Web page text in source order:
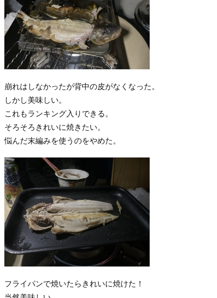
崩れはしなかったが背中の皮がなくなった。
しかし美味しい。
これもランキング入りできる。
そろそろきれいに焼きたい。
悩んだ末編みを使うのをやめた。
フライパンで焼いたらきれいに焼けた！